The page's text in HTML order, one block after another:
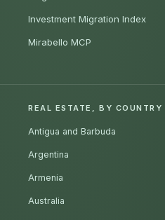
Investment Migration Index
Mirabello MCP
REAL ESTATE, BY COUNTRY
Antigua and Barbuda
Argentina
Armenia
Australia